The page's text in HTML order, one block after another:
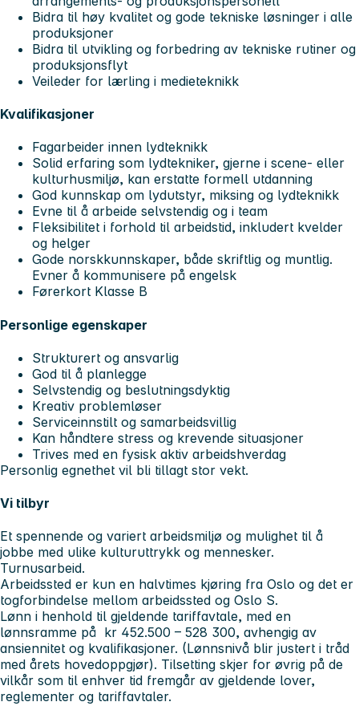
Bidra til høy kvalitet og gode tekniske løsninger i alle
produksjoner
Bidra til utvikling og forbedring av tekniske rutiner og
produksjonsflyt
Veileder for lærling i medieteknikk
Kvalifikasjoner
Fagarbeider innen lydteknikk
Solid erfaring som lydtekniker, gjerne i scene- eller
kulturhusmiljø, kan erstatte formell utdanning
God kunnskap om lydutstyr, miksing og lydteknikk
Evne til å arbeide selvstendig og i team
Fleksibilitet i forhold til arbeidstid, inkludert kvelder
og helger
Gode norskkunnskaper, både skriftlig og muntlig.
Evner å kommunisere på engelsk
Førerkort Klasse B
Personlige egenskaper
Strukturert og ansvarlig
God til å planlegge
Selvstendig og beslutningsdyktig
Kreativ problemløser
Serviceinnstilt og samarbeidsvillig
Kan håndtere stress og krevende situasjoner
Trives med en fysisk aktiv arbeidshverdag
Personlig egnethet vil bli tillagt stor vekt.
Vi tilbyr
Et spennende og variert arbeidsmiljø og mulighet til å
jobbe med ulike kulturuttrykk og mennesker.
Turnusarbeid.
Arbeidssted er kun en halvtimes kjøring fra Oslo og det er
togforbindelse mellom arbeidssted og Oslo S.
Lønn i henhold til gjeldende tariffavtale, med en
lønnsramme på kr 452.500 – 528 300, avhengig av
ansiennitet og kvalifikasjoner. (Lønnsnivå blir justert i tråd
med årets hovedoppgjør). Tilsetting skjer for øvrig på de
vilkår som til enhver tid fremgår av gjeldende lover,
reglementer og tariffavtaler.